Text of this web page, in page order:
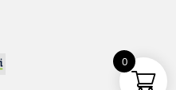
0